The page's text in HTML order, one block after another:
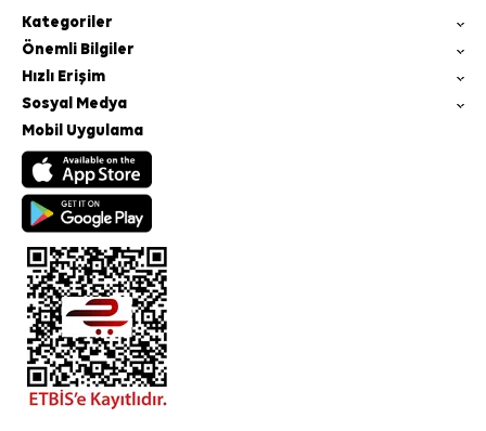
Kategoriler
Önemli Bilgiler
Hızlı Erişim
Sosyal Medya
Mobil Uygulama